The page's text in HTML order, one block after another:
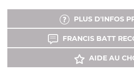
PLUS D'INFOS
FRANCIS BATT
AIDE AU